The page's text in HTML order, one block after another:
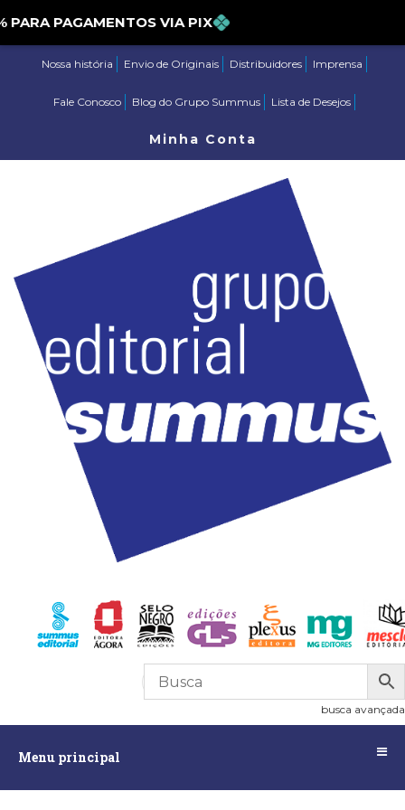
5% PARA PAGAMENTOS VIA PIX
Nossa história Envio de Originais Distribuidores Imprensa
Fale Conosco Blog do Grupo Summus Lista de Desejos
Minha Conta
R$0,00
busca avançada
Menu principal
principalAssuntos